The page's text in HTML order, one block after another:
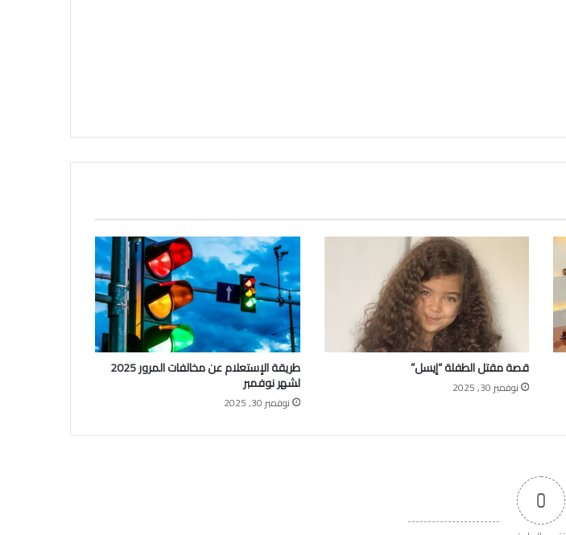
قصة مقتل الطفلة “إيسل”
نوفمبر 30, 2025
طريقة الإستعلام عن مخالفات المرور 2025
لشهر نوفمبر
نوفمبر 30, 2025
0